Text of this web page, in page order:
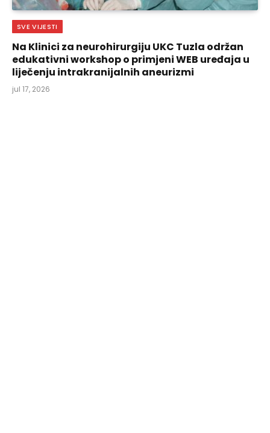
SVE VIJESTI
Na Klinici za neurohirurgiju UKC Tuzla održan
edukativni workshop o primjeni WEB uređaja u
liječenju intrakranijalnih aneurizmi
jul 17, 2026